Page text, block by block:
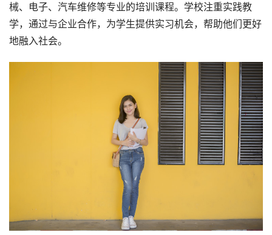
械、电子、汽车维修等专业的培训课程。学校注重实践教
学，通过与企业合作，为学生提供实习机会，帮助他们更好
地融入社会。